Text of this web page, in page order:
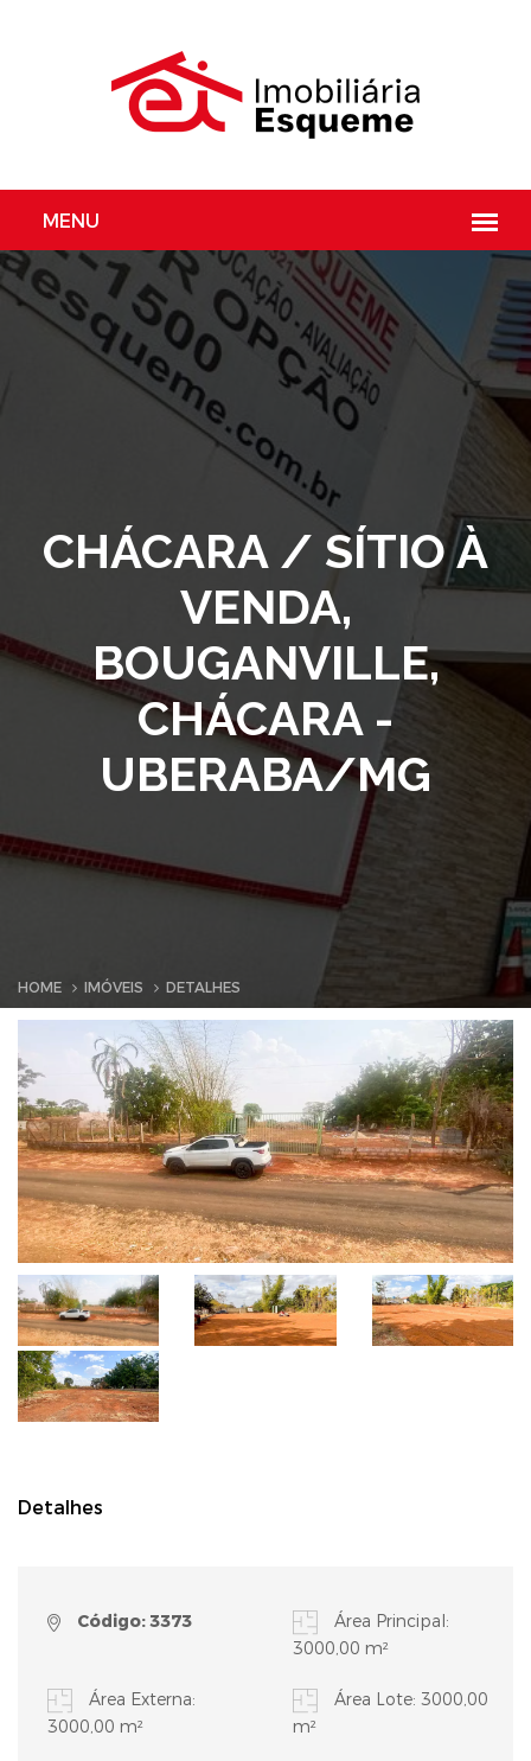
CHÁCARA / SÍTIO À
VENDA,
BOUGANVILLE,
CHÁCARA -
UBERABA/MG
HOME IMÓVEIS DETALHES
Detalhes
Código: 3373
Área Principal:
3000,00 m²
Área Externa:
3000,00 m²
Área Lote: 3000,00
m²